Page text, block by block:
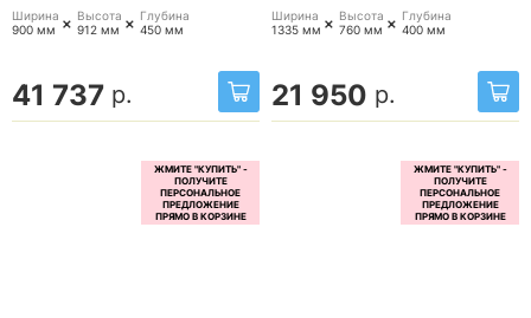
Ширина
900 мм+Высота
912 мм+Глубина
450 мм
41 737 р.
Ширина
1335 мм+Высота
760 мм+Глубина
400 мм
21 950 р.